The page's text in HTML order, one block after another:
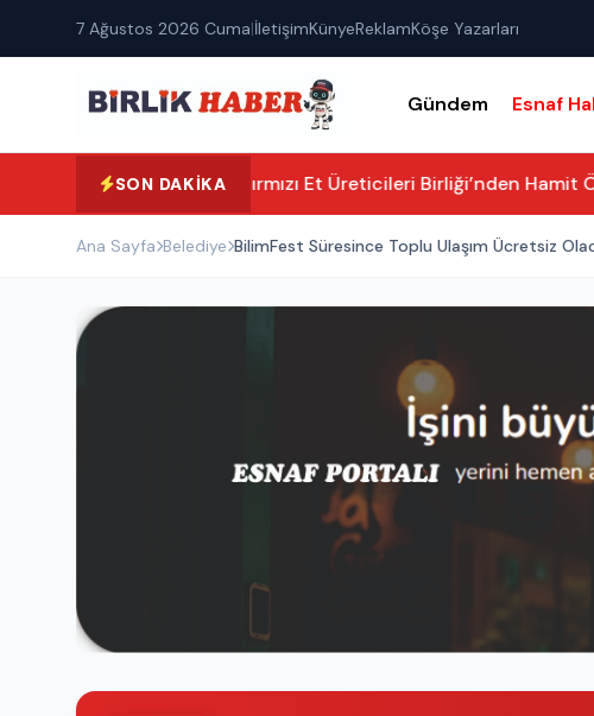
7 Ağustos 2026 Cuma|İletişimKünyeReklamKöşe Yazarları
Gündem Esnaf
SON DAKIKA
Aksaray Kırmızı Et Üreticileri Birliği’nden Hamit
Ana Sayfa Belediye BilimFest Süresince Toplu Ulaşım Ücretsiz